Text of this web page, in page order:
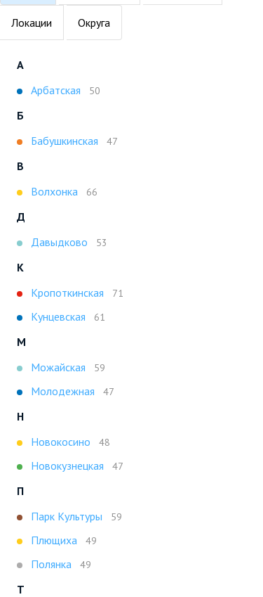
Локации Округа
А
Арбатская
50
Б
Бабушкинская
47
В
Волхонка
66
Д
Давыдково
53
К
Кропоткинская
71
Кунцевская 61
М
Можайская
59
Молодежная 47
Н
Новокосино
48
Новокузнецкая 47
П
Парк Культуры
59
Плющиха 49
Полянка 49
Т